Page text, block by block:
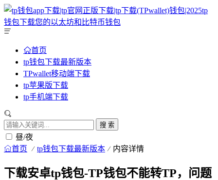
首页
tp钱包下载最新版本
TPwallet移动端下载
tp苹果版下载
tp手机端下载
搜 索
昼/夜
首页 tp钱包下载最新版本 内容详情
下载安卓tp钱包-TP钱包不能转TP，问题